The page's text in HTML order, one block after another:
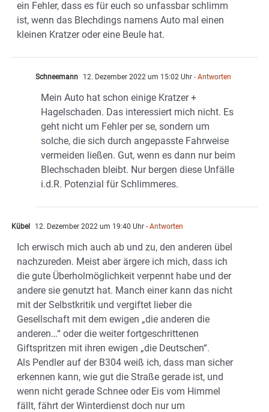
ein Fehler, dass es für euch so unfassbar schlimm
ist, wenn das Blechdings namens Auto mal einen
kleinen Kratzer oder eine Beule hat.
Schneemann 12. Dezember 2022 um 15:02 Uhr - Antworten
Mein Auto hat schon einige Kratzer +
Hagelschaden. Das interessiert mich nicht. Es
geht nicht um Fehler per se, sondern um
solche, die sich durch angepasste Fahrweise
vermeiden ließen. Gut, wenn es dann nur beim
Blechschaden bleibt. Nur bergen diese Unfälle
i.d.R. Potenzial für Schlimmeres.
Kübel 12. Dezember 2022 um 19:40 Uhr - Antworten
Ich erwisch mich auch ab und zu, den anderen übel
nachzureden. Meist aber ärgere ich mich, dass ich
die gute Überholmöglichkeit verpennt habe und der
andere sie genutzt hat. Manch einer kann das nicht
mit der Selbstkritik und vergiftet lieber die
Gesellschaft mit dem ewigen „die anderen die
anderen…“ oder die weiter fortgeschrittenen
Giftspritzen mit ihren ewigen „die Deutschen“.
Als Pendler auf der B304 weiß ich, dass man sicher
erkennen kann, wie gut die Straße gerade ist, und
wenn nicht gerade Schnee oder Eis vom Himmel
fällt, fährt der Winterdienst doch nur um